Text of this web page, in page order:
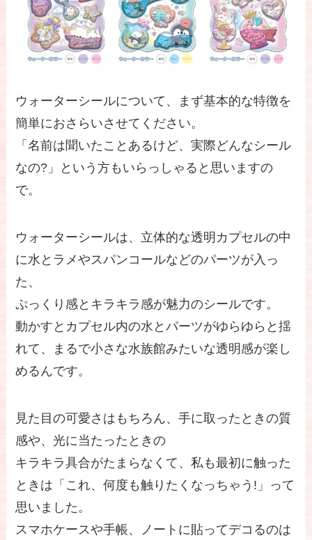
ウォーターシールについて、まず基本的な特徴を
簡単におさらいさせてください。
「名前は聞いたことあるけど、実際どんなシール
なの?」という方もいらっしゃると思いますの
で。
ウォーターシールは、立体的な透明カプセルの中
に水とラメやスパンコールなどのパーツが入っ
た、
ぷっくり感とキラキラ感が魅力のシールです。
動かすとカプセル内の水とパーツがゆらゆらと揺
れて、まるで小さな水族館みたいな透明感が楽し
めるんです。
見た目の可愛さはもちろん、手に取ったときの質
感や、光に当たったときの
キラキラ具合がたまらなくて、私も最初に触った
ときは「これ、何度も触りたくなっちゃう!」って
思いました。
スマホケースや手帳、ノートに貼ってデコるのは